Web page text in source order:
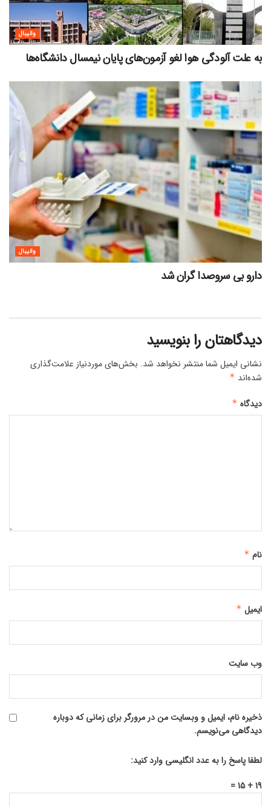
والیبال
به علت آلودگی هوا لغو آزمون‌های پایان نیمسال دانشگاه‌ها
والیبال
دارو بی سروصدا گران شد
دیدگاهتان را بنویسید
نشانی ایمیل شما منتشر نخواهد شد. بخش‌های موردنیاز علامت‌گذاری
شده‌اند *
دیدگاه *
نام *
ایمیل *
وب‌ سایت
ذخیره نام، ایمیل و وبسایت من در مرورگر برای زمانی که دوباره
دیدگاهی می‌نویسم.
لطفا پاسخ را به عدد انگلیسی وارد کنید:
19 + 15 =